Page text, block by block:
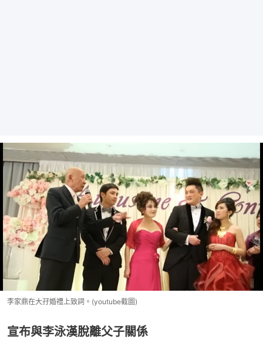
李家鼎在大孖婚禮上致詞。(youtube截圖)
宣布與李泳漢脫離父子關係